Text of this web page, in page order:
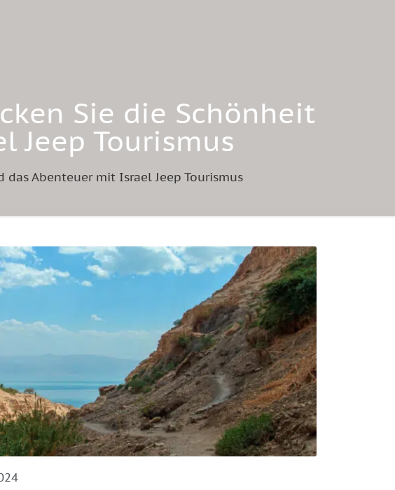
Sie die Schönheit
Jeep Tourismus
Abenteuer mit Israel Jeep Tourismus